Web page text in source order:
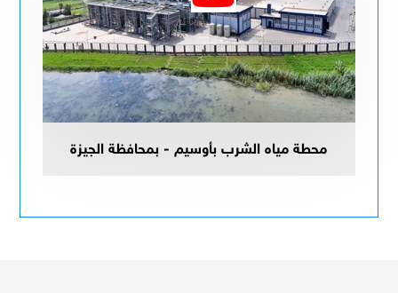
محطة مياه الشرب بأوسيم - بمحافظة الجيزة